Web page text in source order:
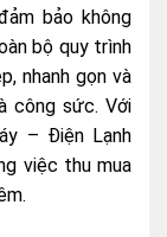
bảo không
bộ quy trình
nhanh gọn và
công sức. Với
– Điện Lạnh
việc thu mua